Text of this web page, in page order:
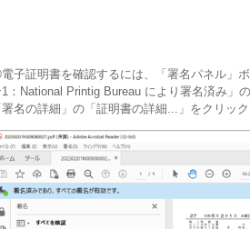
子証明書を確認するには、「署名パネル」
：National Printig Bureau により署名済み」
名の詳細」の「証明書の詳細...」をクリック